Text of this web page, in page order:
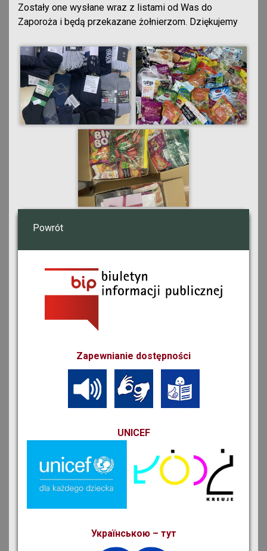
Zostały one wysłane wraz z listami od Was do
Zaporoża i będą przekazane żołnierzom. Dziękujemy
Powrót
Zapewnianie dostępności
UNICEF
Українською – тут